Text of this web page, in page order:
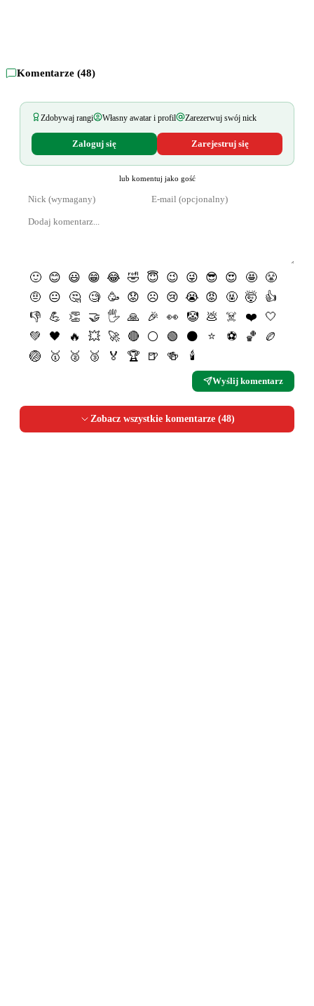
Komentarze (48)
Zdobywaj rangi Własny awatar i profil Zarezerwuj swój nick
Zaloguj się Zarejestruj się
lub komentuj jako gość
🙂 😊 😃 😁 😂 🤣 😇 😉 😜 😎 😍 🤩
😤
🤨
😐 🤔 🧐 🥳 😟 ☹️ 😢 😭 😡 🤬 🤯
👍
👎
💪 👏 🤝 🖐 🙏 🎉 👀 🤡 💩 ☠️ ❤️
🤍
💚
🖤 🔥 💥 🚀 🔴 ⚪️ 🟢 ⚫️ ⭐️ ⚽️ 🏀
🏉
🏐
🥇 🥈 🥉 🏅 🏆 🍺 🍻 🕯
Wyślij komentarz
Zobacz wszystkie komentarze (48)